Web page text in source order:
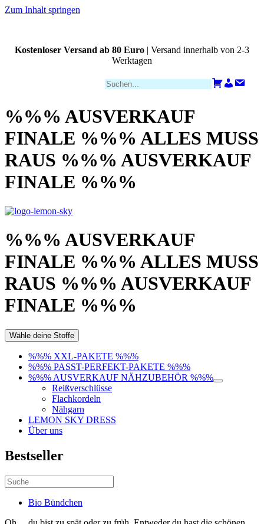
Zum Inhalt springen
Kostenloser Versand ab 80 Euro | Versand innerhalb von 2-3
Werktagen
Zahlungsarten
Warenkorb
Konto
%%% AUSVERKAUF
FINALE %%% ALLES MUSS
RAUS %%% AUSVERKAUF
FINALE %%%
%%% AUSVERKAUF
FINALE %%% ALLES MUSS
RAUS %%% AUSVERKAUF
FINALE %%%
Wähle deine Stoffe
%%% XXL-PAKETE %%%
%%% PASST-PERFEKT-PAKETE %%%
%%% AUSVERKAUF NÄHZUBEHÖR %%%
Reißverschlüsse
Flachkordeln
Nähgarn
LEMON SKY DRESS
Über uns
Bestseller
Bio Bündchen